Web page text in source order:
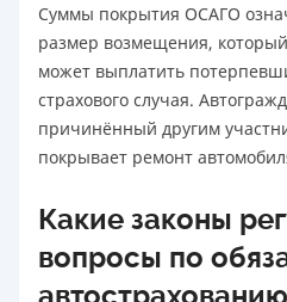
Суммы покрытия ОСАГО
размер возмещения,
может выплатить
страхового случая.
причинённый другим
покрывает ремонт
Какие законы
вопросы по